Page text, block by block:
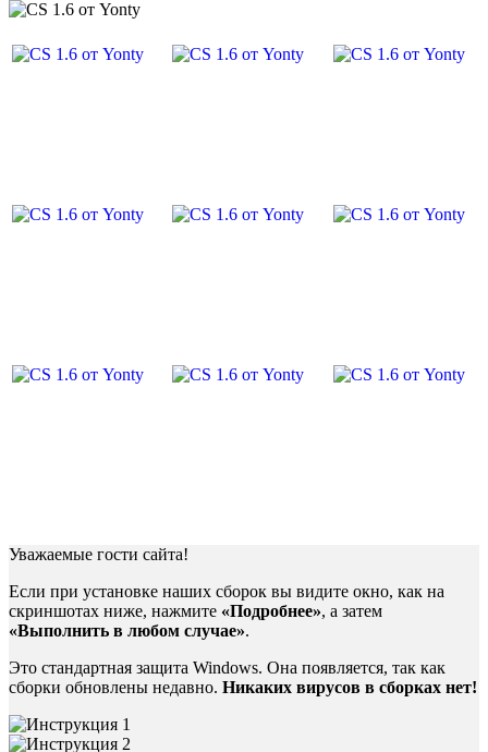
Уважаемые гости сайта!
Если при установке наших сборок вы видите окно, как на
скриншотах ниже, нажмите «Подробнее», а затем
«Выполнить в любом случае».
Это стандартная защита Windows. Она появляется, так как
сборки обновлены недавно. Никаких вирусов в сборках нет!